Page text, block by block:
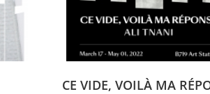
CE VIDE, VOILÀ MA